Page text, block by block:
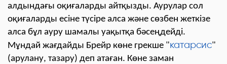
алдындағы оқиғаларды айтқызды. Аурулар сол
оқиғаларды есіне түсіре алса және сөзбен жеткізе
алса бұл ауру шамалы уақытқа бәсеңдейді.
Мұндай жағдайды Брейр көне грекше "катарсис"
(арулану, тазару) деп атаған. Көне заман